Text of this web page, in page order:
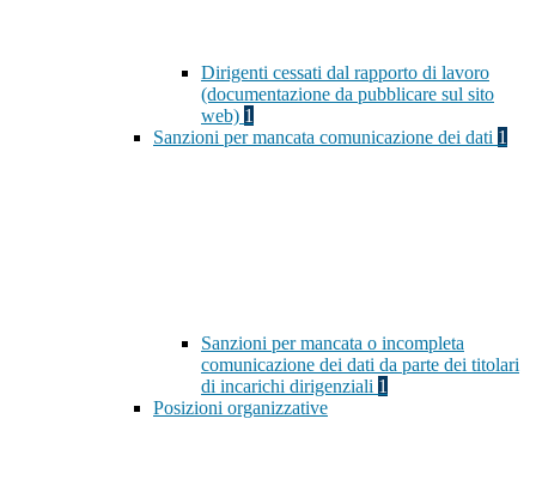
Dirigenti cessati dal rapporto di lavoro
(documentazione da pubblicare sul sito
web) 1
Sanzioni per mancata comunicazione dei dati 1
Sanzioni per mancata o incompleta
comunicazione dei dati da parte dei titolari
di incarichi dirigenziali 1
Posizioni organizzative